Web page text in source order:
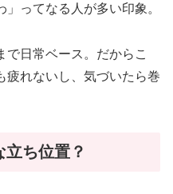
ってなる人が多い印象。
で日常ベース。だからこ
疲れないし、気づいたら巻
ち位置？